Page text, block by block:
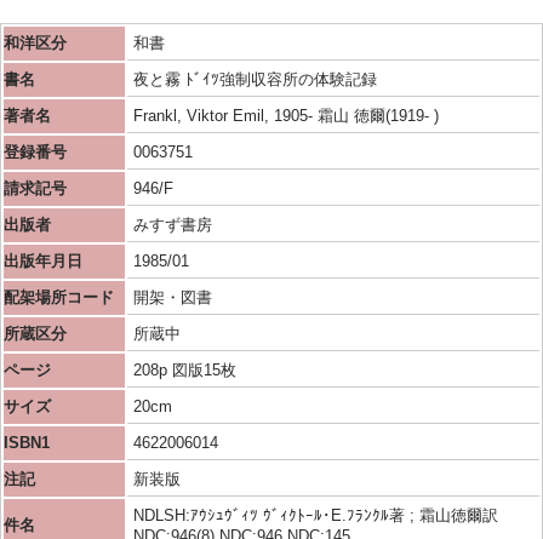
和洋区分
和書
書名
夜と霧 ﾄﾞｲﾂ強制収容所の体験記録
著者名
Frankl, Viktor Emil, 1905- 霜山 徳爾(1919- )
登録番号
0063751
請求記号
946/F
出版者
みすず書房
出版年月日
1985/01
配架場所コード
開架・図書
所蔵区分
所蔵中
ページ
208p 図版15枚
サイズ
20cm
ISBN1
4622006014
注記
新装版
件名
NDLSH:ｱｳｼｭｳﾞｨﾂ ｳﾞｨｸﾄｰﾙ･E.ﾌﾗﾝｸﾙ著 ; 霜山徳爾訳